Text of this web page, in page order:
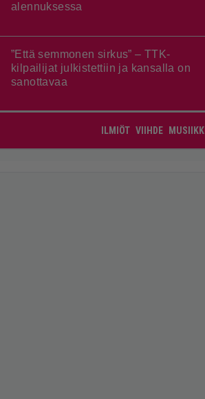
alennuksessa
”Että semmonen sirkus” – TTK-
kilpailijat julkistettiin ja kansalla on
sanottavaa
ILMIÖT VIIHDE MUSIIKKI